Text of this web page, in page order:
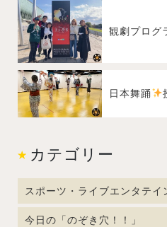
観劇プログ
日本舞踊
カテゴリー
スポーツ・ライブエンタテイ
今日の「のぞき穴！！」